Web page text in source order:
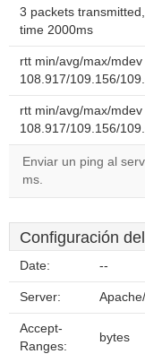
3 packets
time 2000ms
rtt min/avg/max/mdev
108.917/109.156/
rtt min/avg/max/mdev
108.917/109.156/
Enviar un ping al
ms.
Configuración
Date: --
Server:
Accept-
Ranges:
bytes